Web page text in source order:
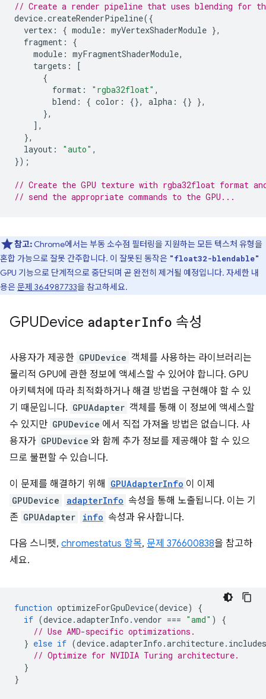
// Create a render pipeline that uses blending for
device.createRenderPipeline({
vertex : { module : myVertexShaderModule },
fragment :
{
module : myFragmentShaderModule,
targets :
[
{
format : "rgba32float" ,
blend : { color : {}, alpha : {} },
},
],
},
layout : "auto" ,
});
// Create the GPU texture with rgba32float format
// send the appropriate commands to the GPU...
참고: Chrome에서는 부동 소수점 필터링을 지원하는 모든 텍스처 유형을
혼합 가능으로 잘못 간주합니다. 이 잘못된 동작은 "float32-blendable"
GPU 기능으로 단계적으로 중단되며 곧 완전히 제거될 예정입니다. 자세한 내
용은문제 364987733을 참고하세요.
GPUDevice adapterInfo 속성
사용자가 제공한 GPUDevice 객체를 사용하는 라이브러리는
물리적 GPU에 관한 정보에 액세스할 수 있어야 합니다. GPU
아키텍처에 따라 최적화하거나 해결 방법을 구현해야 할 수 있
기 때문입니다. GPUAdapter 객체를 통해 이 정보에 액세스할
수 있지만 GPUDevice 에서 직접 가져올 방법은 없습니다. 사
용자가 GPUDevice 와 함께 추가 정보를 제공해야 할 수 있으
므로 불편할 수 있습니다.
이 문제를 해결하기 위해 GPUAdapterInfo 이 이제
GPUDevice adapterInfo 속성을 통해 노출됩니다. 이는 기
존 GPUAdapter info 속성과 유사합니다.
다음 스니펫, chromestatus 항목, 문제 376600838을 참고하
세요.
function optimizeForGpuDevice(device)
{
if (device.adapterInfo .vendor === "amd" )
{
// Use AMD-specific optimizations.
} else if (device.adapterInfo .architecture. includes
// Optimize for NVIDIA Turing architecture.
}
}